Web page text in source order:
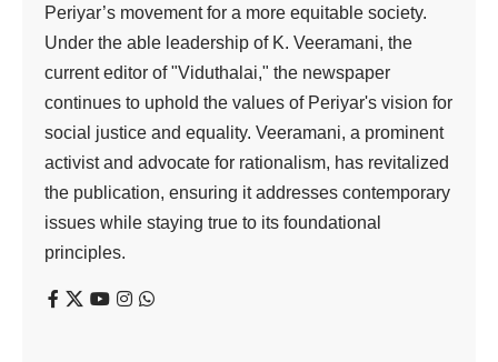
Periyar’s movement for a more equitable society.
Under the able leadership of K. Veeramani, the
current editor of "Viduthalai," the newspaper
continues to uphold the values of Periyar's vision for
social justice and equality. Veeramani, a prominent
activist and advocate for rationalism, has revitalized
the publication, ensuring it addresses contemporary
issues while staying true to its foundational
principles.